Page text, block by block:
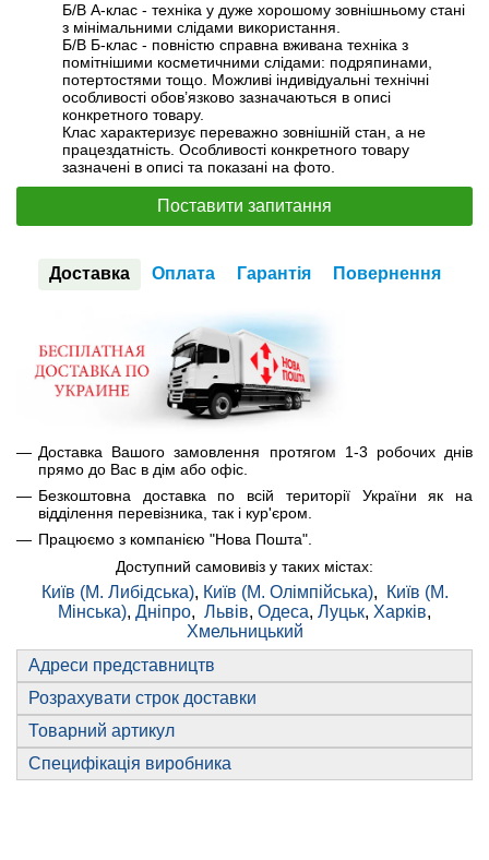
Б/В А-клас - техніка у дуже хорошому зовнішньому стані
з мінімальними слідами використання.
Б/В Б-клас - повністю справна вживана техніка з
помітнішими косметичними слідами: подряпинами,
потертостями тощо. Можливі індивідуальні технічні
особливості обов’язково зазначаються в описі
конкретного товару.
Клас характеризує переважно зовнішній стан, а не
працездатність. Особливості конкретного товару
зазначені в описі та показані на фото.
Поставити запитання
Доставка Оплата Гарантія Повернення
Доставка Вашого замовлення протягом 1-3 робочих днів
прямо до Вас в дім або офіс.
Безкоштовна доставка по всій території України як на
відділення перевізника, так і кур'єром.
Працюємо з компанією "Нова Пошта".
Доступний самовивіз у таких містах:
Київ (М. Либідська), Київ (М. Олімпійська),
Київ (М.
Мінська), Дніпро, Львів, Одеса, Луцьк, Харків,
Хмельницький
Адреси представництв
Розрахувати строк доставки
Товарний артикул
Специфікація виробника